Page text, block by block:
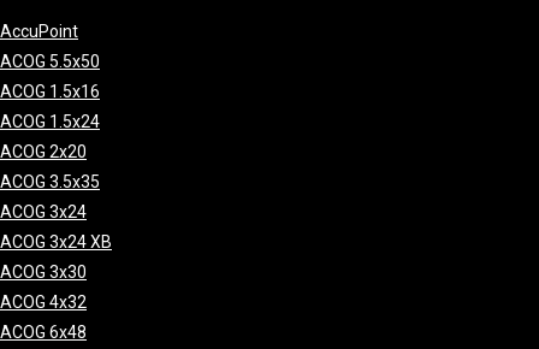
AccuPoint
ACOG 5.5x50
ACOG 1.5x16
ACOG 1.5x24
ACOG 2x20
ACOG 3.5x35
ACOG 3x24
ACOG 3x24 XB
ACOG 3x30
ACOG 4x32
ACOG 6x48